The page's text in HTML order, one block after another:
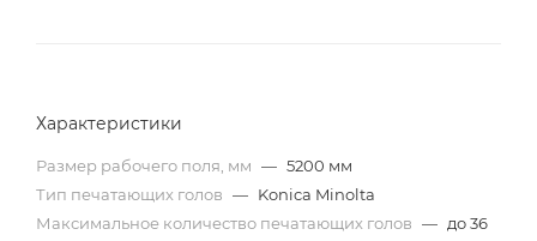
Характеристики
Размер рабочего поля, мм — 5200 мм
Тип печатающих голов — Konica Minolta
Максимальное количество печатающих голов — до 36